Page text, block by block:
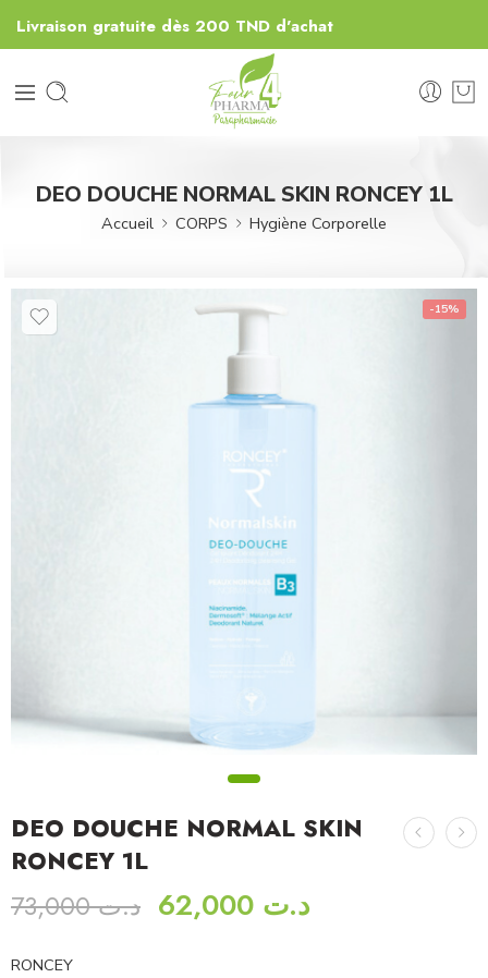
Livraison gratuite dès 200 TND d'achat
DEO DOUCHE NORMAL SKIN RONCEY 1L
Accueil CORPS Hygiène Corporelle
-15%
DEO DOUCHE NORMAL SKIN
RONCEY 1L
د.ت73,000 د.ت
RONCEY